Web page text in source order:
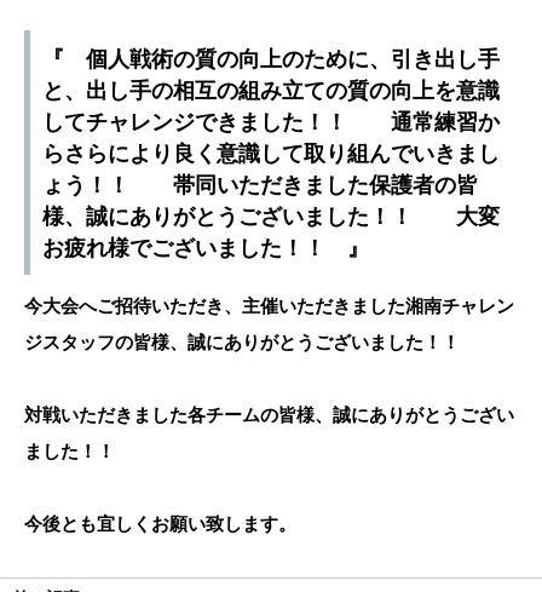
『 個人戦術の質の向上のために、引き出し手
と、出し手の相互の組み立ての質の向上を意識
してチャレンジできました！！ 通常練習か
らさらにより良く意識して取り組んでいきまし
ょう！！ 帯同いただきました保護者の皆
様、誠にありがとうございました！！ 大変
お疲れ様でございました！！ 』
今大会へご招待いただき、主催いただきました湘南チャレン
ジスタッフの皆様、誠にありがとうございました！！
対戦いただきました各チームの皆様、誠にありがとうござい
ました！！
今後とも宜しくお願い致します。